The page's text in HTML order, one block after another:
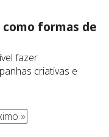
como formas de
fazer
criativas e
»